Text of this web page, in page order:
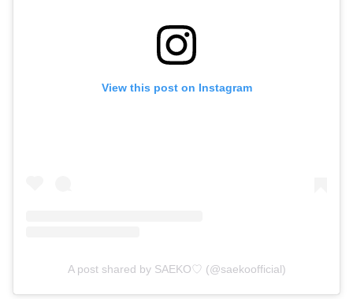
View this post on Instagram
A post shared by SAEKO♡ (@saekoofficial)